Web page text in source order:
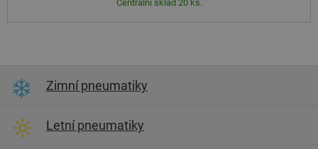
Centrální sklad 20 ks.
Zimní pneumatiky
Letní pneumatiky